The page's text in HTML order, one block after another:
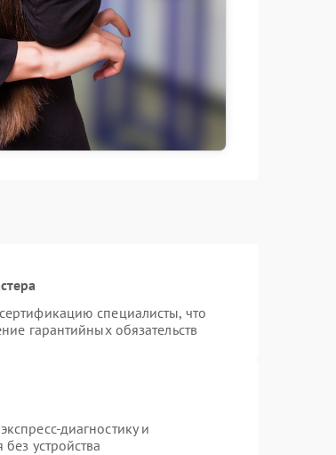
специалисты, что
гарантийных обязательств
диагностику и
устройства